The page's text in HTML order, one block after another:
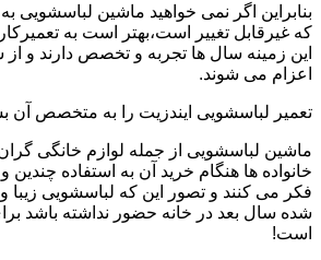
بنابراین اگر نمی خواهید ماشین لباسشویی
که غیرقابل تغییر است،بهتر است به
این زمینه سال ها تجربه و تخصص دارند و از
اعزام می شوند.
تعمیر لباسشویی ایندزیت را به متخصص آن
ماشین لباسشویی از جمله لوازم خانگی
خانواده ها هنگام خرید آن به استفاده چندین
فکر می کنند و تصور این که لباسشویی زیبا
شده سال بعد در خانه حضور نداشته باشد
است!